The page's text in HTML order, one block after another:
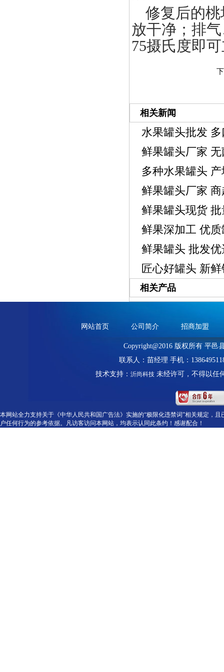
修复后的
放干净；排
75摄氏度即
相关新闻
水果罐头批发
鲜果罐头厂家
多种水果罐头
鲜果罐头厂家
鲜果罐头现货
鲜果深加工 优
鲜果罐头 批发
匠心好罐头 新
相关产品
网站首页 公司简介 招商加盟
Copyright@2016 版权所有 平邑
联系人：苗经理 手机：
技术支持： 沂尚科技 未经许可，不得以任
本网站全力支持关于《中华人民共和国广告法》实施的“极限化违禁词”相关规定，
户任何行为的参考依据。凡访客访问本网站，均表示认同此条约！感谢配合！